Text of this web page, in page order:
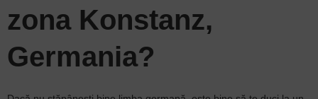
zona Konstanz,
Germania?